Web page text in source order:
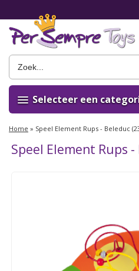
Selecteer een
Home » Speel Element Rups - Beleduc
Speel Element Rups